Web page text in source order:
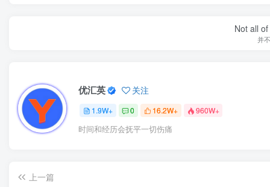
Not all
并
优汇英 关注
1.9W+ 0 16.2W+ 960W+
时间和经历会抚平一切伤痛
上一篇